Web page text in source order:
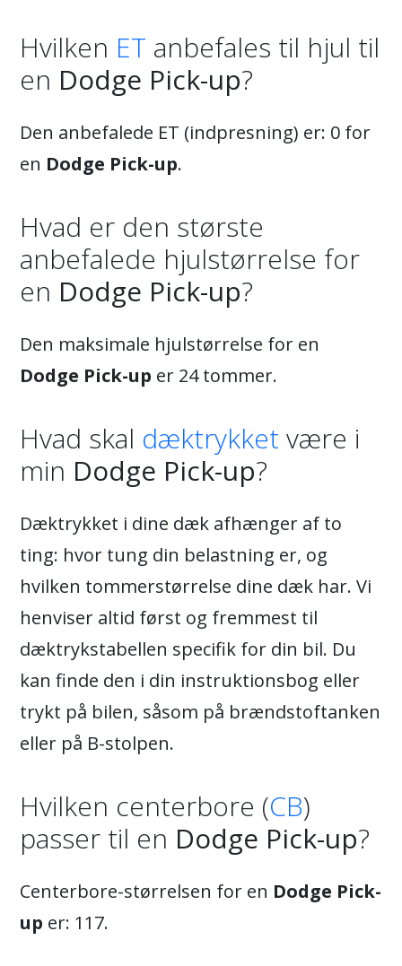
Hvilken ET anbefales til hjul til
en Dodge Pick-up?
Den anbefalede ET (indpresning) er: 0 for
en Dodge Pick-up.
Hvad er den største
anbefalede hjulstørrelse for
en Dodge Pick-up?
Den maksimale hjulstørrelse for en
Dodge Pick-up er 24 tommer.
Hvad skal dæktrykket være i
min Dodge Pick-up?
Dæktrykket i dine dæk afhænger af to
ting: hvor tung din belastning er, og
hvilken tommerstørrelse dine dæk har. Vi
henviser altid først og fremmest til
dæktrykstabellen specifik for din bil. Du
kan finde den i din instruktionsbog eller
trykt på bilen, såsom på brændstoftanken
eller på B-stolpen.
Hvilken centerbore (CB)
passer til en Dodge Pick-up?
Centerbore-størrelsen for en Dodge Pick-
up er: 117.